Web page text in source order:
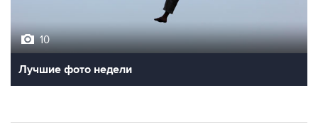
10
Лучшие фото недели